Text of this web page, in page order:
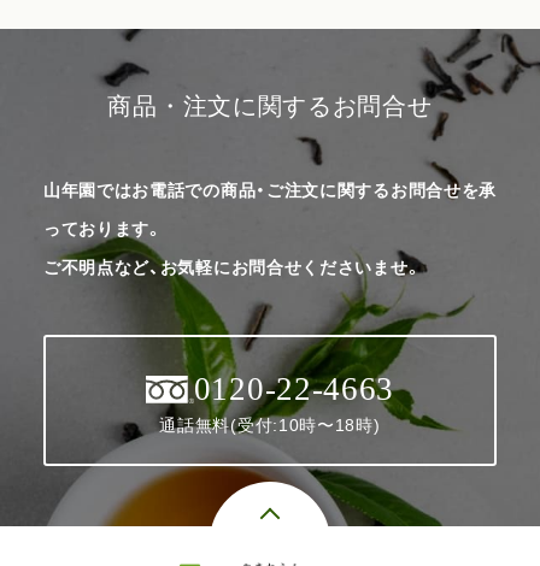
商品・注文に関するお問合せ
山年園ではお電話での商品・ご注文に関するお問合せを承
っております。
ご不明点など、お気軽にお問合せくださいませ。
0120-22-4663
通話無料(受付:10時〜18時)